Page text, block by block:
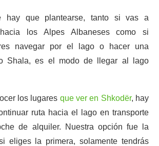
hay que plantearse, tanto si vas a
los Alpes Albaneses como si
navegar por el lago o hacer una
Shala, es el modo de llegar al lago
los lugares que ver en Shkodër, hay
ruta hacia el lago en transporte
de alquiler. Nuestra opción fue la
eliges la primera, solamente tendrás